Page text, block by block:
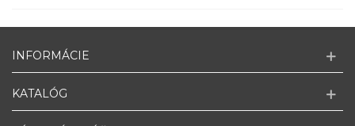
INFORMÁCIE
KATALÓG